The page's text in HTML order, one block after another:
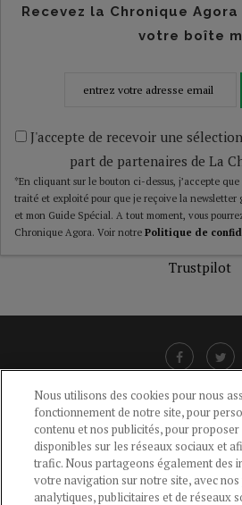
Recevez la Chronique
votre boîte
J'accepte de recevoir une
part de partenaires de La
*En cliquant sur le bouton ci-dessus, j’accepte
traité et exploité pour que je reçoive la newsletter
et mon Guide Spécial. A tout moment, vous
Chronique Agora. Voir notre Politique de
Trustpilot
LIENS UTILES
CGU-POLITIQUE DE CONFIDENTIALITÉ -
MENTIONS LÉGALES -
CONTACT
Nous utilisons des cookies pour nous
fonctionnement de notre site, pour
contenu et nos publicités, pour
disponibles sur les réseaux sociaux et
trafic. Nous partageons également des
votre navigation sur notre site, avec
analytiques, publicitaires et de réseaux